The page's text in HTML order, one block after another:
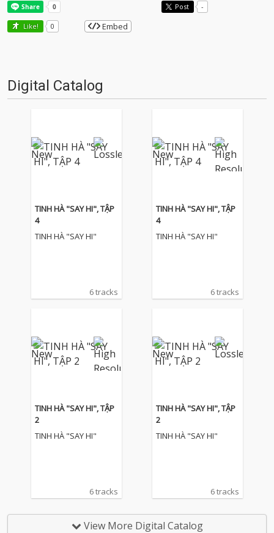
Post -
Like! 0 Embed
Digital Catalog
TINH HÀ "SAY HI", TẬP
4
TINH HÀ "SAY HI"
6 tracks
TINH HÀ "SAY HI", TẬP
4
TINH HÀ "SAY HI"
6 tracks
TINH HÀ "SAY HI", TẬP
2
TINH HÀ "SAY HI"
6 tracks
TINH HÀ "SAY HI", TẬP
2
TINH HÀ "SAY HI"
6 tracks
View More Digital Catalog